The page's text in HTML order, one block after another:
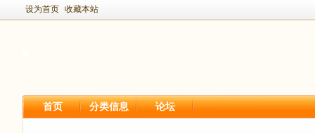
设为首页 收藏本站
首页 分类信息 论坛